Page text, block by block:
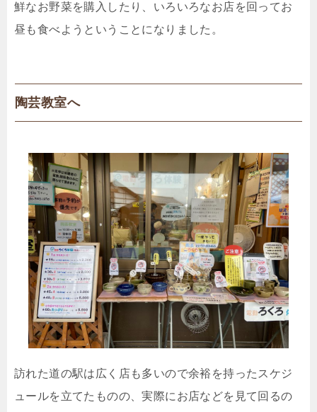
鮮なお野菜を購入したり、いろいろなお店を回ってお
昼も食べようということになりました。
陶芸教室へ
訪れた道の駅は広く店も多いので余裕を持ったスケジ
ュールを立てたものの、実際にお店などを見て回るの